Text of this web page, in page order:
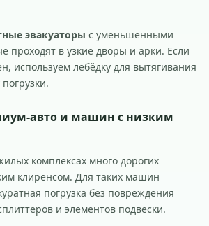
эвакуаторы с уменьшенными
проходят в узкие дворы и арки. Если
используем лебёдку для вытягивания
авто и машин с низким
комплексах много дорогих
клиренсом. Для таких машин
погрузка без повреждения
и элементов подвески.